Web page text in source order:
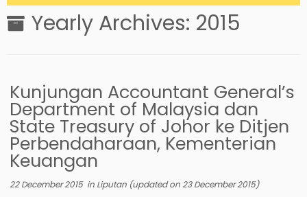
Yearly Archives: 2015
Kunjungan Accountant General’s
Department of Malaysia dan
State Treasury of Johor ke Ditjen
Perbendaharaan, Kementerian
Keuangan
22 December 2015in Liputan (updated on23 December 2015)